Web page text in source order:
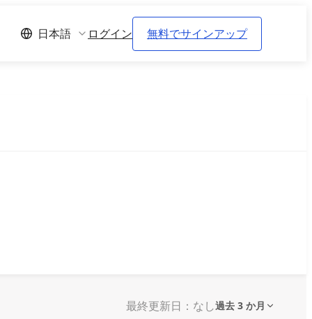
日本語 ログイン 無料でサインアップ
最終更新日：なし過去 3 か月